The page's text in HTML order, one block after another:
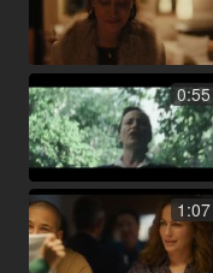
0:55
1:07